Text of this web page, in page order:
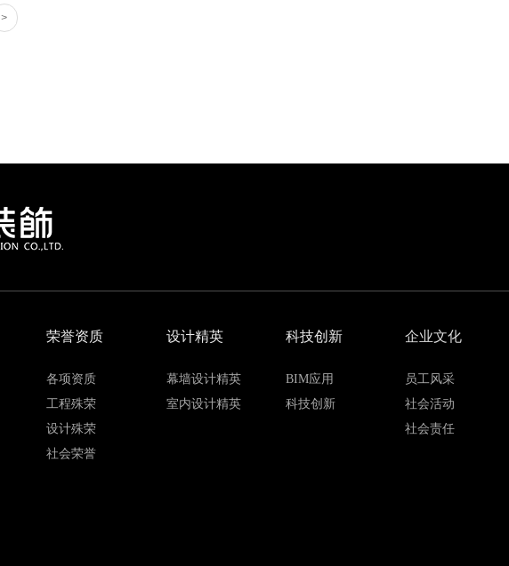
>
荣誉资质 设计精英 科技创新 企业文化
各项资质
工程殊荣
设计殊荣
社会荣誉
幕墙设计精英
室内设计精英
BIM应用
科技创新
员工风采
社会活动
社会责任